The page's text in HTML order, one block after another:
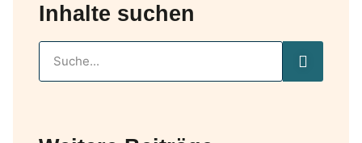
Inhalte suchen